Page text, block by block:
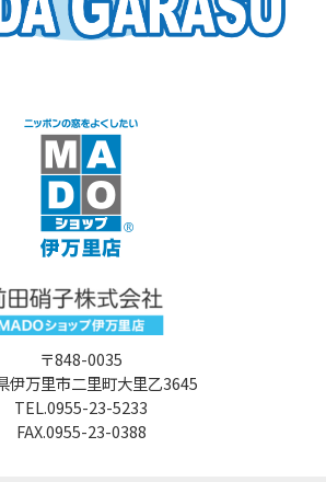
〒848-0035
伊万里市二里町大里乙3645
TEL.0955-23-5233
FAX.0955-23-0388